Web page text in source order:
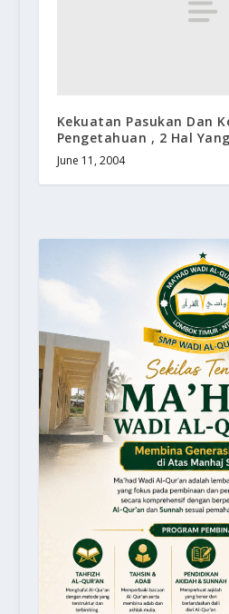
Kekuatan Pasukan Dan
Pengetahuan , 2 Hal
June 11, 2004